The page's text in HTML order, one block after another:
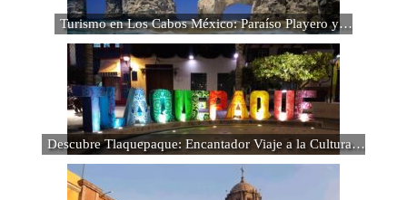
Turismo en Los Cabos México: Paraíso Playero y…
Descubre Tlaquepaque: Encantador Viaje a la Cultura…